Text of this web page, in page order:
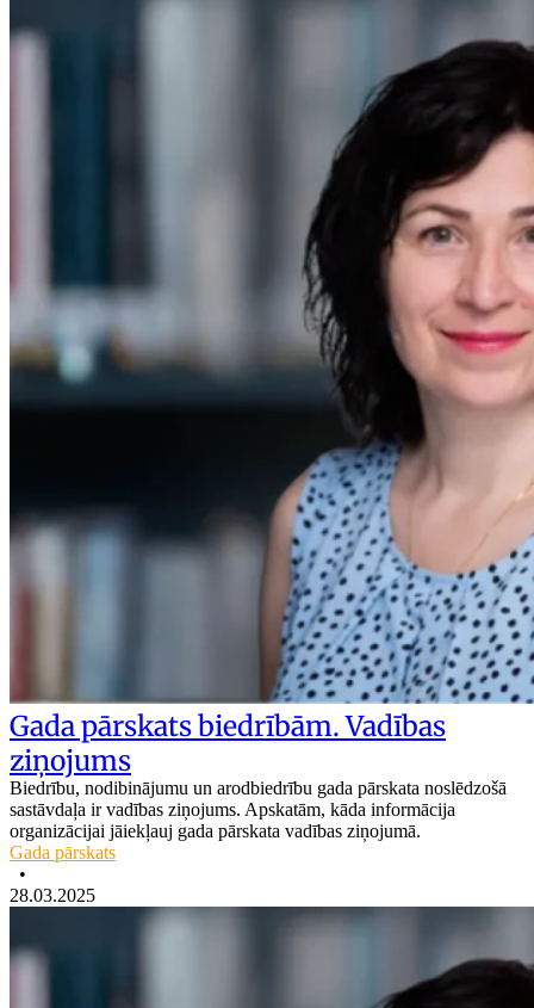
Gada pārskats biedrībām. Vadības
ziņojums
Biedrību, nodibinājumu un arodbiedrību gada pārskata noslēdzošā
sastāvdaļa ir vadības ziņojums. Apskatām, kāda informācija
organizācijai jāiekļauj gada pārskata vadības ziņojumā.
Gada pārskats
•
28.03.2025